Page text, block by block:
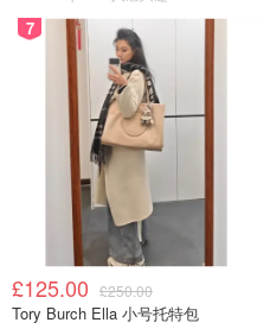
7
£125.00 £250.00
Tory Burch Ella 小号托特包